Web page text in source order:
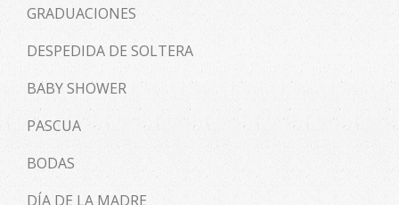
GRADUACIONES
DESPEDIDA DE SOLTERA
BABY SHOWER
PASCUA
BODAS
DÍA DE LA MADRE